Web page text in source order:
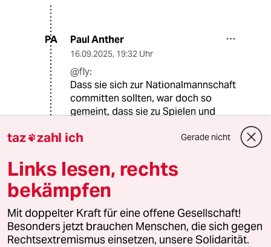
PA Paul Anther
16.09.2025, 19:32 Uhr
@fly:
Dass sie sich zur Nationalmannschaft
committen sollten, war doch so
gemeint, dass sie zu Spielen und
und nicht der Verein alleine im
UH Ulrich Hartmann
16.09.2025,09:55 Uhr
Ein seltsamer Kommentar. Trotz allem ist
dieses Team nicht als Vereinigung von
taz zahl ich Gerade nicht
Links lesen, rechts
bekämpfen
Mit doppelter Kraft für eine offene Gesellschaft!
Besonders jetzt brauchen Menschen, die sich gegen
Rechtsextremismus einsetzen, unsere Solidarität.